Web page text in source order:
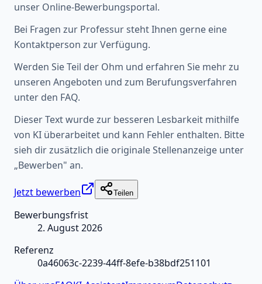
unser Online-Bewerbungsportal.
Bei Fragen zur Professur steht Ihnen gerne eine
Kontaktperson zur Verfügung.
Werden Sie Teil der Ohm und erfahren Sie mehr zu
unseren Angeboten und zum Berufungsverfahren
unter den FAQ.
Dieser Text wurde zur besseren Lesbarkeit mithilfe
von KI überarbeitet und kann Fehler enthalten. Bitte
sieh dir zusätzlich die originale Stellenanzeige unter
„Bewerben" an.
Jetzt bewerben Teilen
Bewerbungsfrist
2. August 2026
Referenz
0a46063c-2239-44ff-8efe-b38bdf251101